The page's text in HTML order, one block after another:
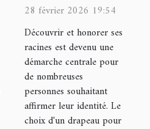
drapeau
représentatif
de votre
héritage
culturel ?
28 février 2026 19:54
Découvrir et honorer ses
racines est devenu une
démarche centrale pour
de nombreuses
personnes souhaitant
affirmer leur identité. Le
choix d'un drapeau pour